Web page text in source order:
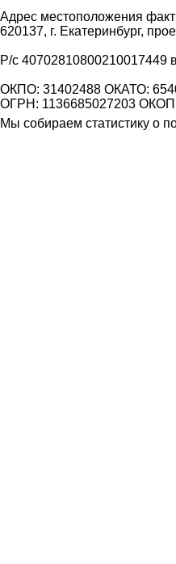
Адрес местоположения
620137, г. Екатеринбург,
Р/с
ОКПО: 31402488 ОКАТО:
ОГРН: 1136685027203
Мы собираем статистику о